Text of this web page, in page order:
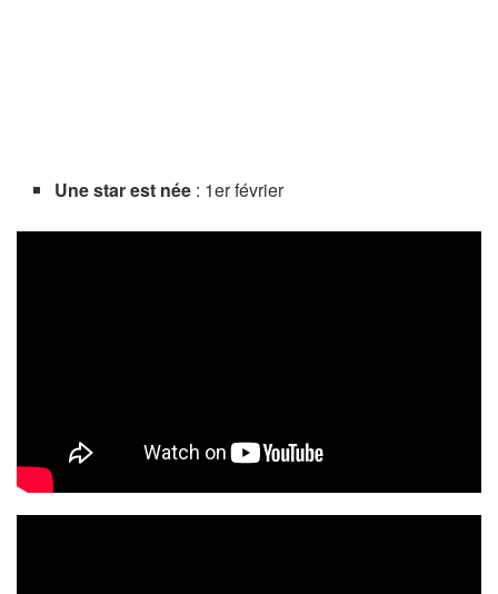
Une star est née : 1er février